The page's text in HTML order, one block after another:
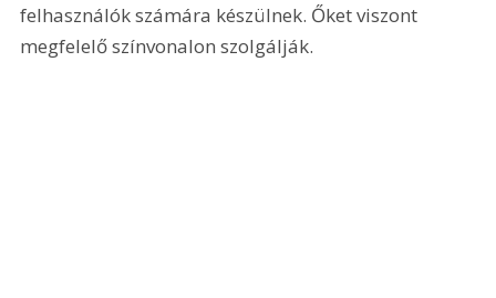
felhasználók számára készülnek. Őket viszont
megfelelő színvonalon szolgálják.